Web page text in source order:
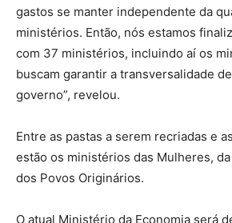
gastos se manter independente da
ministérios. Então, nós estamos
com 37 ministérios, incluindo aí os
buscam garantir a transversalidade
governo”, revelou.
Entre as pastas a serem recriadas e
estão os ministérios das Mulheres,
dos Povos Originários.
O atual Ministério da Economia será